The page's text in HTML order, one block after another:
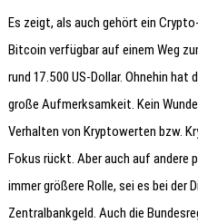
Es zeigt, als auch gehört ein
Bitcoin verfügbar auf einem Weg
rund 17.500 US-Dollar. Ohnehin
große Aufmerksamkeit. Kein
Verhalten von Kryptowerten bzw.
Fokus rückt. Aber auch auf andere
immer größere Rolle, sei es bei der
Zentralbankgeld. Auch die